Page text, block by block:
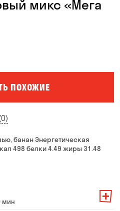
микс «Мега
ПОХОЖИЕ
банан Энергетическая
498 белки 4.49 жиры 31.48
мин